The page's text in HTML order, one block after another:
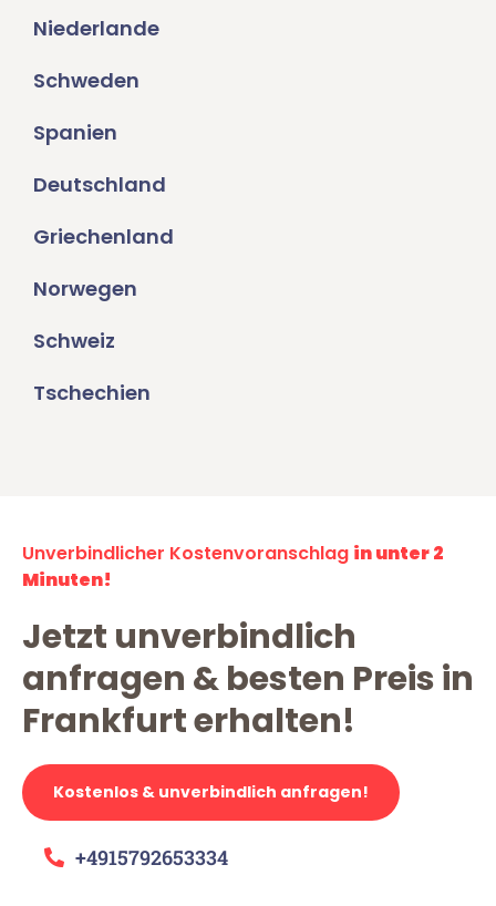
Niederlande
Schweden
Spanien
Deutschland
Griechenland
Norwegen
Schweiz
Tschechien
Unverbindlicher Kostenvoranschlag in unter 2
Minuten!
Jetzt unverbindlich
anfragen & besten Preis in
Frankfurt erhalten!
Kostenlos & unverbindlich anfragen!
+4915792653334